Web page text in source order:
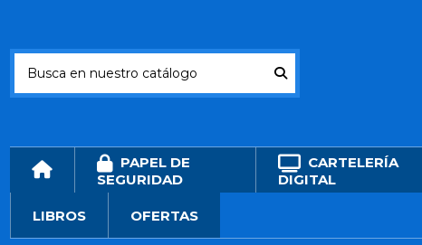
PAPEL DE
SEGURIDAD
CARTELERÍA
DIGITAL
LIBROS OFERTAS